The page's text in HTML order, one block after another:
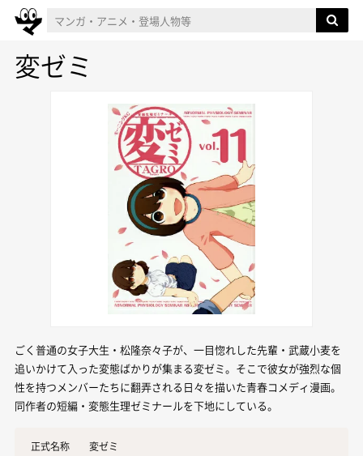
変ゼミ
ごく普通の女子大生・松隆奈々子が、一目惚れした先輩・武蔵小麦を
追いかけて入った変態ばかりが集まる変ゼミ。そこで彼女が強烈な個
性を持つメンバーたちに翻弄される日々を描いた青春コメディ漫画。
同作者の短編・変態生理ゼミナールを下地にしている。
正式名称
変ゼミ